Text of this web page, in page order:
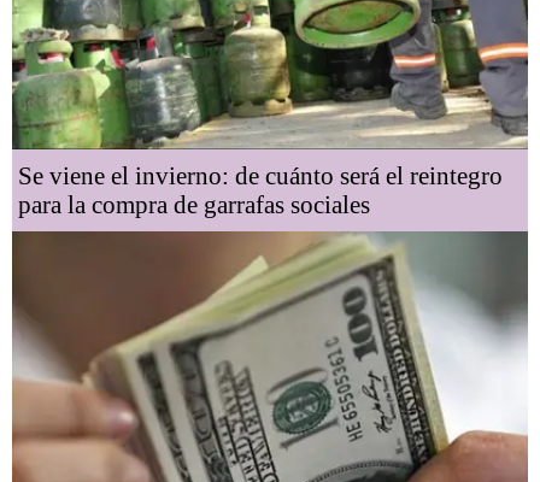
Se viene el invierno: de cuánto será el reintegro
para la compra de garrafas sociales